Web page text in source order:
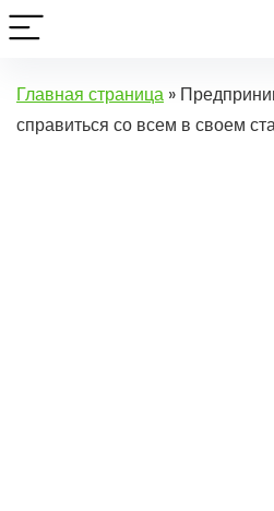
Главная страница »
справиться со всем в своем